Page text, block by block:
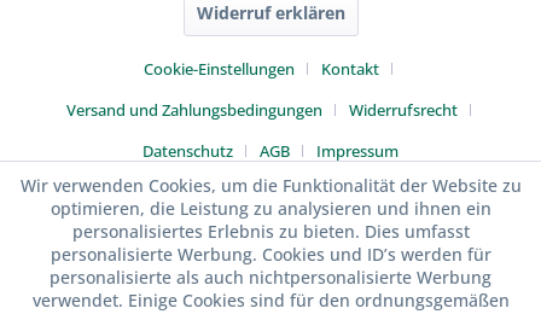
Widerruf erklären
Cookie-Einstellungen
Kontakt
Versand und Zahlungsbedingungen
Widerrufsrecht
Datenschutz
AGB Impressum
Wir verwenden Cookies, um die Funktionalität der Website zu
optimieren, die Leistung zu analysieren und ihnen ein
personalisiertes Erlebnis zu bieten. Dies umfasst
personalisierte Werbung. Cookies und ID’s werden für
personalisierte als auch nichtpersonalisierte Werbung
verwendet. Einige Cookies sind für den ordnungsgemäßen